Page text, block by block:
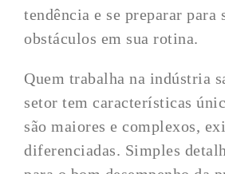
tendência e se preparar para
obstáculos em sua rotina.
Quem trabalha na indústria
setor tem características
são maiores e complexos,
diferenciadas. Simples